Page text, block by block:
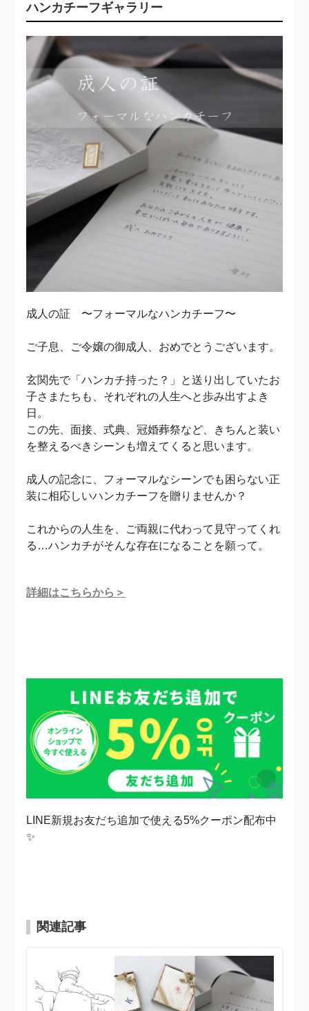
ハンカチーフギャラリー
成人の証 〜フォーマルなハンカチーフ〜
ご子息、ご令嬢の御成人、おめでとうございます。
玄関先で「ハンカチ持った？」と送り出していたお
子さまたちも、それぞれの人生へと歩み出すよき
日。
この先、面接、式典、冠婚葬祭など、きちんと装い
を整えるべきシーンも増えてくると思います。
成人の記念に、フォーマルなシーンでも困らない正
装に相応しいハンカチーフを贈りませんか？
これからの人生を、ご両親に代わって見守ってくれ
る…ハンカチがそんな存在になることを願って。
詳細はこちらから＞
LINE新規お友だち追加で使える5%クーポン配布中
✨
関連記事